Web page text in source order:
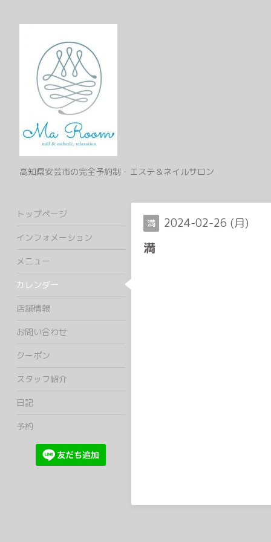
高知県安芸市の完全予約制・エステ＆ネイルサロン
満 2024-02-26 (月)
満
トップページ
インフォメーション
メニュー
カレンダー
店舗情報
お問い合わせ
クーポン
スタッフ紹介
日記
予約